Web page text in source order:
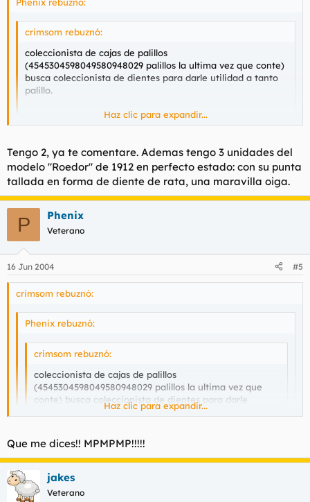
crimsom rebuznó:
coleccionista de cajas de palillos
(4545304598049580948029 palillos la ultima vez que conte)
busca coleccionista de dientes para darle utilidad a tanto
palillo.
Haz clic para expandir...
¿ Tienes la de palident, modelo del 87? Llevo buscándola como
un loco des de hace meses.
Haz clic para expandir...
Tengo 2, ya te comentare. Ademas tengo 3 unidades del
modelo "Roedor" de 1912 en perfecto estado: con su punta
tallada en forma de diente de rata, una maravilla oiga.
P Phenix
Veterano
16 Jun 2004 #5
crimsom rebuznó:
Phenix rebuznó:
crimsom rebuznó:
coleccionista de cajas de palillos
(4545304598049580948029 palillos la ultima vez que
conte) busca coleccionista de dientes para darle
utilidad a tanto palillo.
Gracias.
¿ Tienes la de palident, modelo del 87? Llevo buscándola
como un loco des de hace meses.
Tengo 2, ya te comentare. Ademas tengo 3 unidades del
modelo "Roedor" de 1912 en perfecto estado: con su punta
tallada en forma de diente de rata, una maravilla oiga.
Haz clic para expandir...
Que me dices!! MPMPMP!!!!!
jakes
Veterano